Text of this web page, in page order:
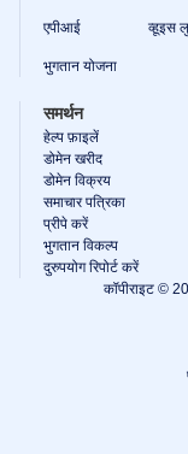
एपीआई व्हूइस
भुगतान योजना
समर्थन
हेल्प फ़ाइलें
डोमेन खरीद
डोमेन विक्रय
समाचार पत्रिका
प्रीपे करें
भुगतान विकल्प
दुरुपयोग रिपोर्ट करें
कॉपीराइट ©